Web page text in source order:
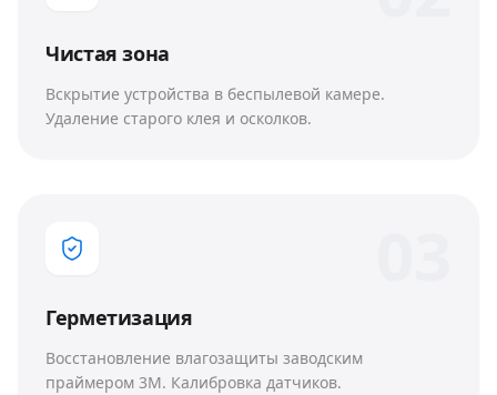
Чистая зона
Вскрытие устройства в беспылевой камере.
Удаление старого клея и осколков.
Герметизация
Восстановление влагозащиты заводским
праймером 3M. Калибровка датчиков.